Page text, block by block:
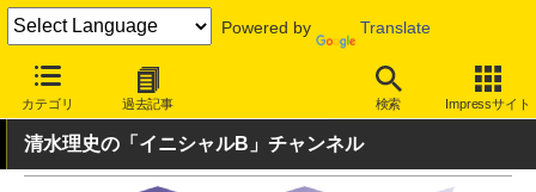
Powered by Translate
カテゴリ 過去記事 検索 Impressサイト
INTERNET Watch トピック
清水理史の「イニシャルB」チャンネル